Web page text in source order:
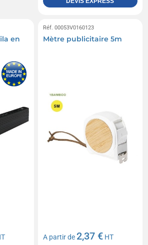
en
Réf. 00053V0160123
Mètre publicitaire 5m
A partir de2,37 € HT